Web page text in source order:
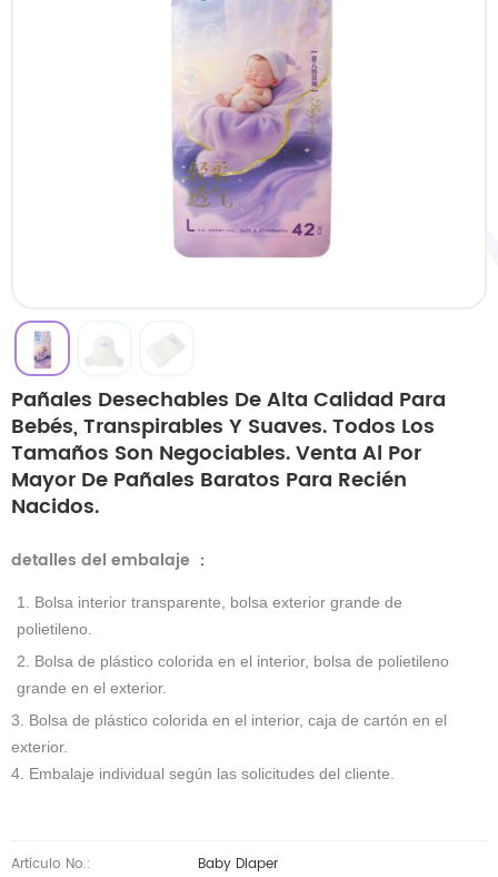
Pañales Desechables De Alta Calidad Para
Bebés, Transpirables Y Suaves. Todos Los
Tamaños Son Negociables. Venta Al Por
Mayor De Pañales Baratos Para Recién
Nacidos.
detalles del embalaje ：
1. Bolsa interior transparente, bolsa exterior grande de
polietileno.
2. Bolsa de plástico colorida en el interior, bolsa de polietileno
grande en el exterior.
3. Bolsa de plástico colorida en el interior, caja de cartón en el
exterior.
4. Embalaje individual según las solicitudes del cliente.
Artículo No.: Baby Diaper